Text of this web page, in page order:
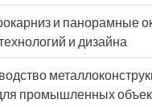
и панорамные
и дизайна
промышленных